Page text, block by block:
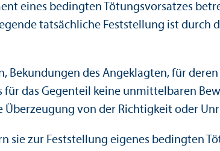
eines bedingten Tötungs­vorsatzes
tatsächliche Feststellung ist durch
Bekundungen des Angeklagten, für
das Gegenteil keine unmittelbaren
von der Richtigkeit oder
sie zur Feststellung eigenes bedingten